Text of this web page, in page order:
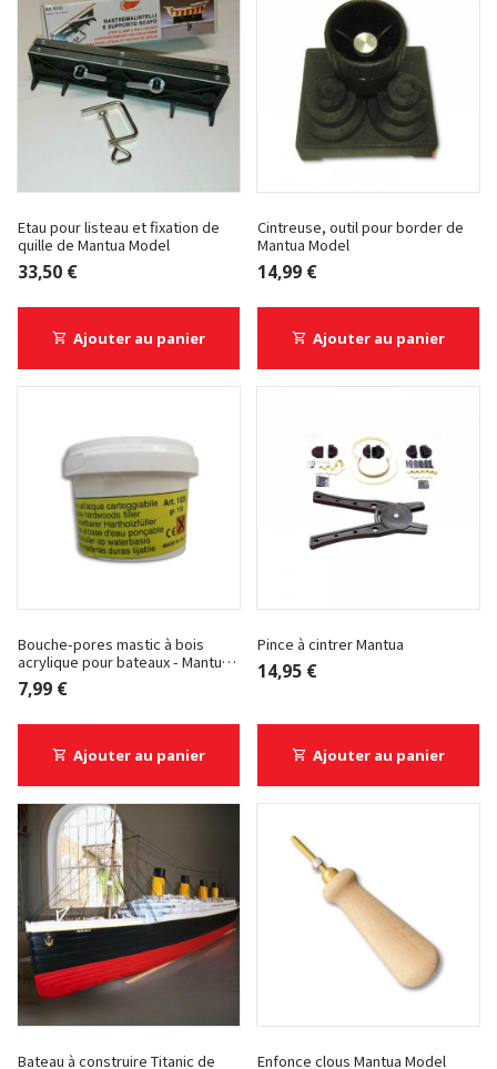
Etau pour listeau et fixation de
quille de Mantua Model
33,50 €
Ajouter au panier
Cintreuse, outil pour border de
Mantua Model
14,99 €
Ajouter au panier
Bouche-pores mastic à bois
acrylique pour bateaux - Mantua
Model
7,99 €
Ajouter au panier
Pince à cintrer Mantua
14,95 €
Ajouter au panier
Bateau à construire Titanic de
Enfonce clous Mantua Model